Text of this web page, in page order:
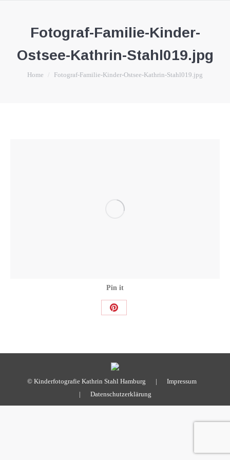
Fotograf-Familie-Kinder-
Ostsee-Kathrin-Stahl019.jpg
You are here:
Home Fotograf-Familie-Kinder-Ostsee-Kathrin-Stahl019.jpg
Pin it
Share
© Kinderfotografie Kathrin Stahl Hamburg | Impressum
| Datenschutzerklärung